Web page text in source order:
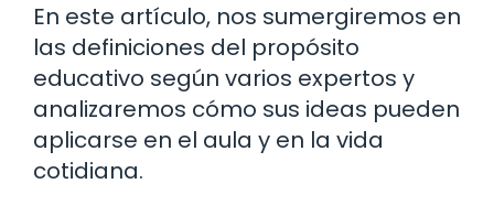
En este artículo, nos sumergiremos en
las definiciones del propósito
educativo según varios expertos y
analizaremos cómo sus ideas pueden
aplicarse en el aula y en la vida
cotidiana.